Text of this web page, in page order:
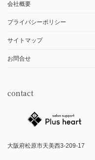
会社概要
プライバシーポリシー
サイトマップ
お問合せ
contact
大阪府松原市天美西3-209-17